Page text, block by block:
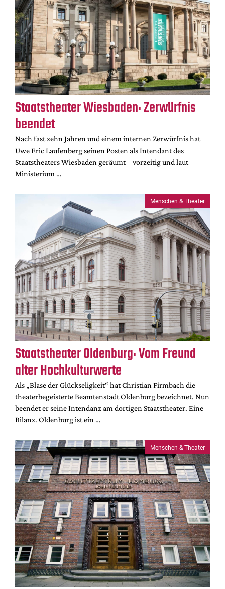
Staatstheater Wiesbaden: Zerwürfnis
beendet
Nach fast zehn Jahren und einem internen Zerwürfnis hat
Uwe Eric Laufenberg seinen Posten als Intendant des
Staatstheaters Wiesbaden geräumt – vorzeitig und laut
Ministerium …
Menschen & Theater
Staatstheater Oldenburg: Vom Freund
alter Hochkulturwerte
Als „Blase der Glückseligkeit“ hat Christian Firmbach die
theaterbegeisterte Beamtenstadt Oldenburg bezeichnet. Nun
beendet er seine Intendanz am dortigen Staatstheater. Eine
Bilanz. Oldenburg ist ein …
Menschen & Theater